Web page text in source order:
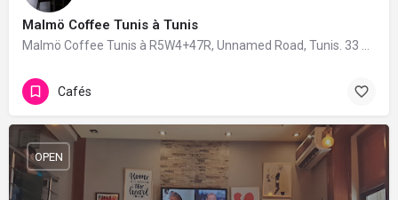
Malmö Coffee Tunis à Tunis
Malmö Coffee Tunis à R5W4+47R, Unnamed Road, Tunis. 33 avis avec une note de 4.2/5.
Cafés
OPEN